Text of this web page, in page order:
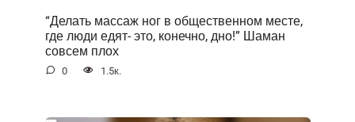
“Делать массаж ног в общественном месте,
где люди едят- это, конечно, дно!” Шаман
совсем плох
0 1.5к.